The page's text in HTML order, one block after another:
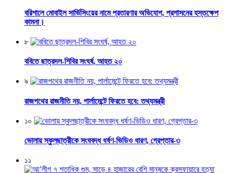
বরিশালে মোবাইল সার্ভিসিংয়ের নামে প্রতারণার অভিযোগ, প্রশাসনের হস্তক্ষেপ
কামনা।
৮
ববিতে ছাত্রদল-শিবির সংঘর্ষ, আহত ২০
৯
রাজপথের রাজনীতি নয়, পার্লামেন্টে ফিরতে হবে: তথ্যমন্ত্রী
১০
ভোলায় স্কুলছাত্রীকে সংঘবদ্ধ ধর্ষণ-ভিডিও ধারণ, গ্রেপ্তার-৩
১১